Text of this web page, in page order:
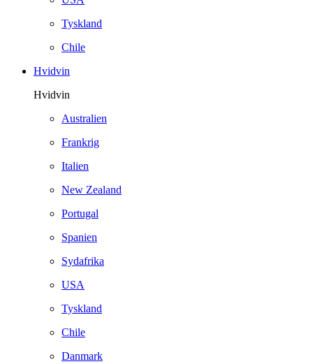
Tyskland
Chile
Hvidvin
Hvidvin
Australien
Frankrig
Italien
New Zealand
Portugal
Spanien
Sydafrika
USA
Tyskland
Chile
Danmark